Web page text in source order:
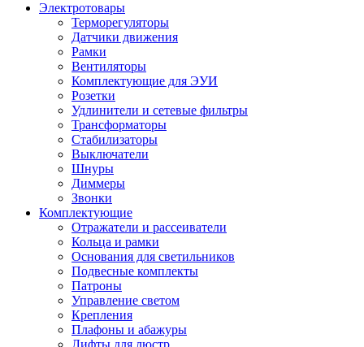
Электротовары
Терморегуляторы
Датчики движения
Рамки
Вентиляторы
Комплектующие для ЭУИ
Розетки
Удлинители и сетевые фильтры
Трансформаторы
Стабилизаторы
Выключатели
Шнуры
Диммеры
Звонки
Комплектующие
Отражатели и рассеиватели
Кольца и рамки
Основания для светильников
Подвесные комплекты
Патроны
Управление светом
Крепления
Плафоны и абажуры
Лифты для люстр